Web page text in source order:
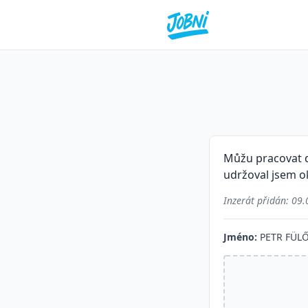
Můžu pracovat
udržoval jsem
Inzerát přidán:
Jméno: PETR